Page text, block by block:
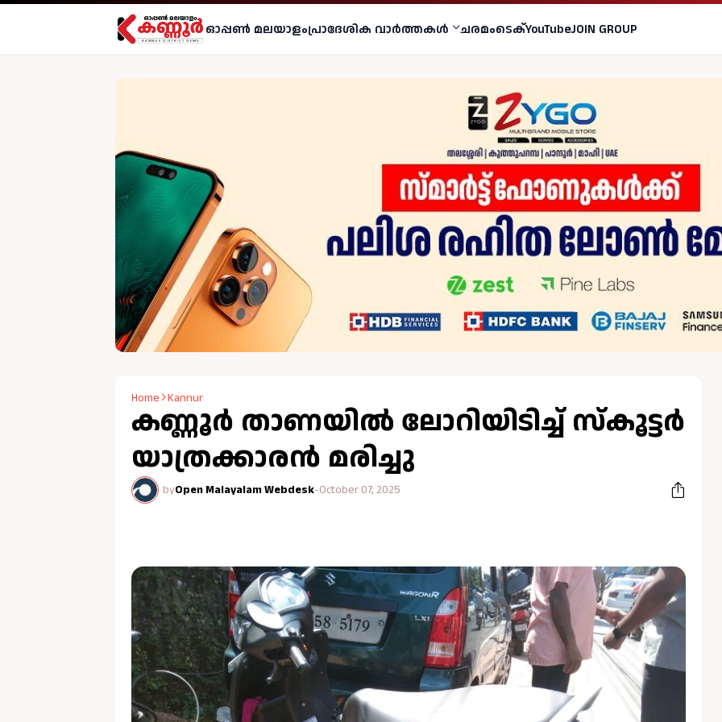
ഓപ്പണ്‍ മലയാളംപ്രാദേശിക വാര്‍ത്തകള്‍ ചരമംടെക്YouTubeJOIN GROUP
Home Kannur
കണ്ണൂർ താണയിൽ ലോറിയിടിച്ച് സ്കൂട്ടർ
യാത്രക്കാരൻ മരിച്ചു
byOpen Malayalam Webdesk-October 07, 2025